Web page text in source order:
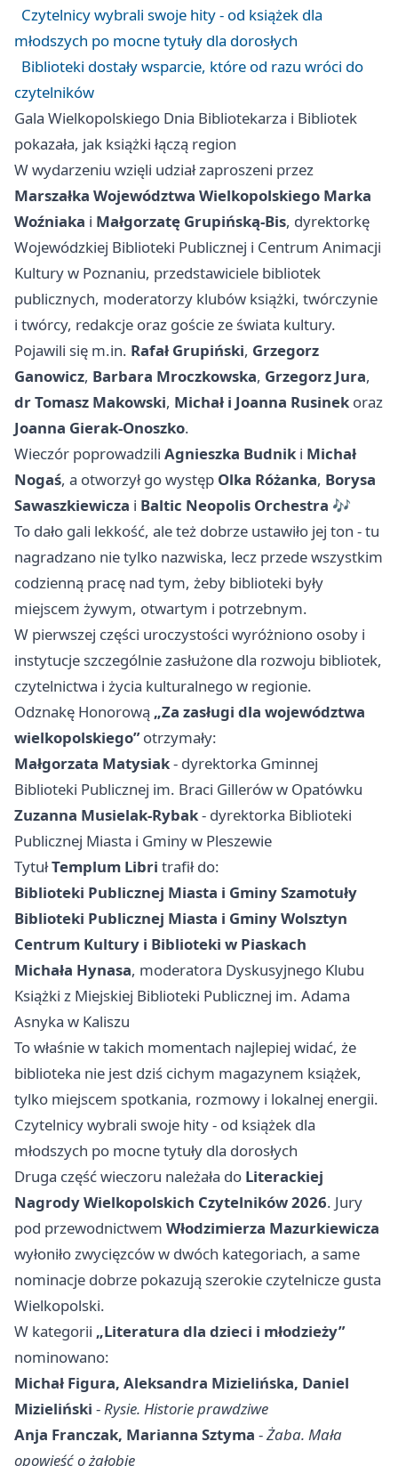
Czytelnicy wybrali swoje hity - od książek dla
młodszych po mocne tytuły dla dorosłych
Biblioteki dostały wsparcie, które od razu wróci do
czytelników
Gala Wielkopolskiego Dnia Bibliotekarza i Bibliotek
pokazała, jak książki łączą region
W wydarzeniu wzięli udział zaproszeni przez
Marszałka Województwa Wielkopolskiego Marka
Woźniaka i Małgorzatę Grupińską-Bis, dyrektorkę
Wojewódzkiej Biblioteki Publicznej i Centrum Animacji
Kultury w Poznaniu, przedstawiciele bibliotek
publicznych, moderatorzy klubów książki, twórczynie
i twórcy, redakcje oraz goście ze świata kultury.
Pojawili się m.in. Rafał Grupiński, Grzegorz
Ganowicz, Barbara Mroczkowska, Grzegorz Jura,
dr Tomasz Makowski, Michał i Joanna Rusinek oraz
Joanna Gierak-Onoszko.
Wieczór poprowadzili Agnieszka Budnik i Michał
Nogaś, a otworzył go występ Olka Różanka, Borysa
Sawaszkiewicza i Baltic Neopolis Orchestra 🎶
To dało gali lekkość, ale też dobrze ustawiło jej ton - tu
nagradzano nie tylko nazwiska, lecz przede wszystkim
codzienną pracę nad tym, żeby biblioteki były
miejscem żywym, otwartym i potrzebnym.
W pierwszej części uroczystości wyróżniono osoby i
instytucje szczególnie zasłużone dla rozwoju bibliotek,
czytelnictwa i życia kulturalnego w regionie.
Odznakę Honorową „Za zasługi dla województwa
wielkopolskiego”otrzymały:
Małgorzata Matysiak- dyrektorka Gminnej
Biblioteki Publicznej im. Braci Gillerów w Opatówku
Zuzanna Musielak-Rybak- dyrektorka Biblioteki
Publicznej Miasta i Gminy w Pleszewie
TytułTemplum Libri trafił do:
Biblioteki Publicznej Miasta i Gminy Szamotuły
Biblioteki Publicznej Miasta i Gminy Wolsztyn
Centrum Kultury i Biblioteki w Piaskach
Michała Hynasa, moderatora Dyskusyjnego Klubu
Książki z Miejskiej Biblioteki Publicznej im. Adama
Asnyka w Kaliszu
To właśnie w takich momentach najlepiej widać, że
biblioteka nie jest dziś cichym magazynem książek,
tylko miejscem spotkania, rozmowy i lokalnej energii.
Czytelnicy wybrali swoje hity - od książek dla
młodszych po mocne tytuły dla dorosłych
Druga część wieczoru należała do Literackiej
Nagrody Wielkopolskich Czytelników 2026. Jury
pod przewodnictwem Włodzimierza Mazurkiewicza
wyłoniło zwycięzców w dwóch kategoriach, a same
nominacje dobrze pokazują szerokie czytelnicze gusta
Wielkopolski.
W kategorii „Literatura dla dzieci i młodzieży”
nominowano:
Michał Figura, Aleksandra Mizielińska, Daniel
Mizieliński -Rysie. Historie prawdziwe
Anja Franczak, Marianna Sztyma -Żaba. Mała
opowieść o żałobie